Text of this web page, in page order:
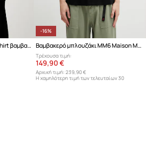
Vetements Classic Logo t-shirt βαμβακερό ανδρικό
-16%
Βαμβακερό μπλουζάκι MM6 Maison Margiela
Τρέχουσα τιμή:
149,90 €
Αρχική τιμή: 239,90 €
Η χαμηλότερη τιμή των τελευταίων 30